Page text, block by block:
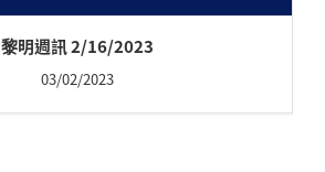
黎明週訊 2/16/2023
03/02/2023